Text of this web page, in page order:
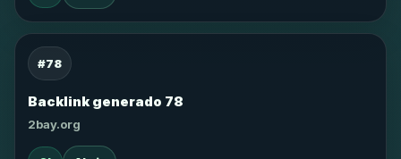
#78
Backlink generado 78
2bay.org